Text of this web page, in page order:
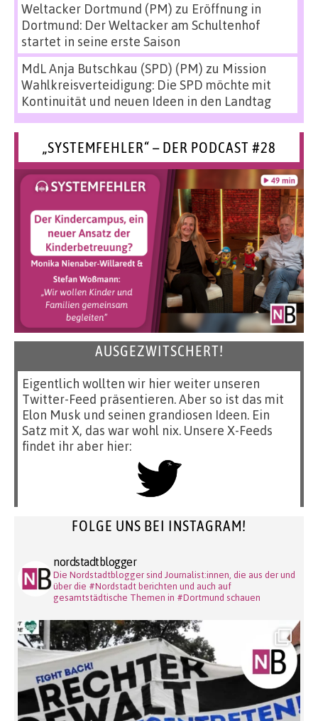
Weltacker Dortmund (PM) zu Eröffnung in
Dortmund: Der Weltacker am Schultenhof
startet in seine erste Saison
MdL Anja Butschkau (SPD) (PM) zu Mission
Wahlkreisverteidigung: Die SPD möchte mit
Kontinuität und neuen Ideen in den Landtag
„SYSTEMFEHLER“ – DER PODCAST #28
AUSGEZWITSCHERT!
Eigentlich wollten wir hier weiter unseren
Twitter-Feed präsentieren. Aber so ist das mit
Elon Musk und seinen grandiosen Ideen. Ein
Satz mit X, das war wohl nix. Unsere X-Feeds
findet ihr aber hier:
FOLGE UNS BEI INSTAGRAM!
nordstadtblogger
Die Nordstadtblogger sind Journalist:innen, die aus der und
über die #Nordstadt berichten und auch auf
gesamtstädtische Themen in #Dortmund schauen